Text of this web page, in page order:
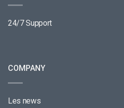
24/7 Support
COMPANY
Les news